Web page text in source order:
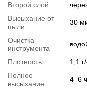
Второй слой
Высыхание от
пыли
30
Очистка
инструмента
Плотность
1,1
Полное
высыхание
4–6